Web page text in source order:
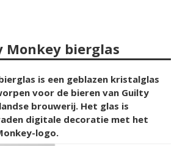
Monkey bierglas
is een geblazen kristalglas
voor de bieren van Guilty
brouwerij. Het glas is
digitale decoratie met het
logo.